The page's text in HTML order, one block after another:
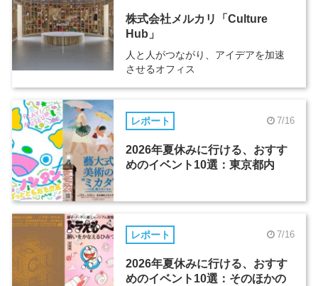
株式会社メルカリ「Culture
Hub」
人と人がつながり、アイデアを加速
させるオフィス
レポート 7/16
2026年夏休みに行ける、おすす
めのイベント10選：東京都内
レポート 7/16
2026年夏休みに行ける、おすす
めのイベント10選：そのほかの